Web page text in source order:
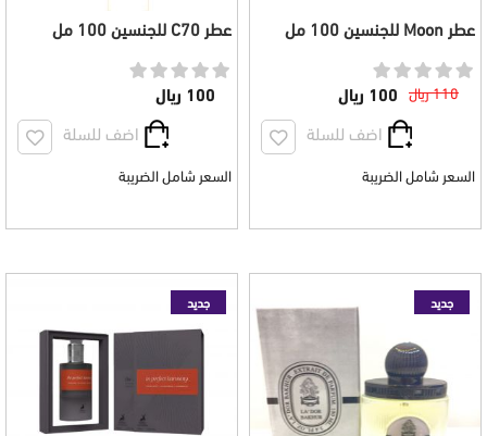
عطر Moon للجنسين 100 مل
110 ريال
100 ريال
اضف للسلة
السعر شامل الضريبة
عطر C70 للجنسين 100 مل
100 ريال
اضف للسلة
السعر شامل الضريبة
جديد جديد